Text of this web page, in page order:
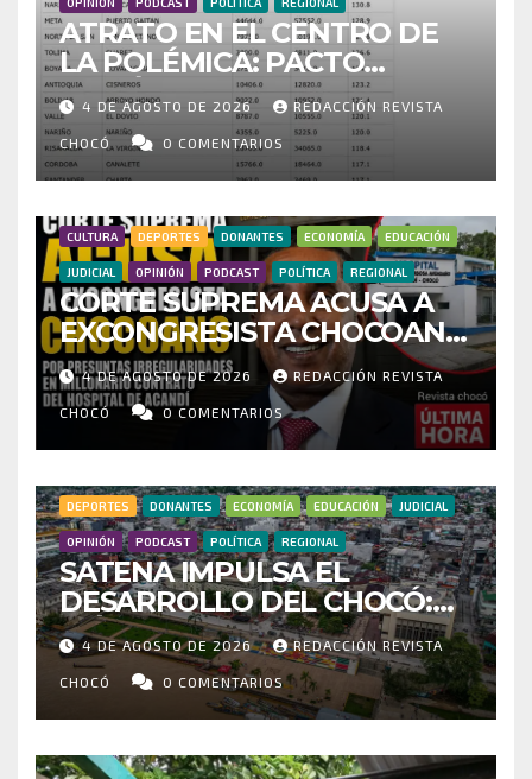
OPINIÓN PODCAST POLÍTICA REGIONAL
ATRATO EN EL CENTRO DE
LA POLÉMICA: PACTO
HISTÓRICO CUESTIONA
CENSO ELECTORAL Y PIDE
INVESTIGAR PRESUNTO
FRAUDE
4 DE AGOSTO DE 2026 REDACCIÓN REVISTA
CHOCÓ 0 COMENTARIOS
CULTURA DEPORTES DONANTES ECONOMÍA EDUCACIÓN
JUDICIAL OPINIÓN PODCAST POLÍTICA REGIONAL
CORTE SUPREMA ACUSA A
EXCONGRESISTA CHOCOANO
POR PRESUNTAS
IRREGULARIDADES EN
MILLONARIO CONTRATO DEL
HOSPITAL DE ACANDÍ
4 DE AGOSTO DE 2026 REDACCIÓN REVISTA
CHOCÓ 0 COMENTARIOS
DEPORTES DONANTES ECONOMÍA EDUCACIÓN JUDICIAL
OPINIÓN PODCAST POLÍTICA REGIONAL
SATENA IMPULSA EL
DESARROLLO DEL CHOCÓ:
MÁS DE 35 MIL PASAJEROS
MOVILIZADOS Y NUEVAS
RUTAS FORTALECEN LA
CONECTIVIDAD
4 DE AGOSTO DE 2026 REDACCIÓN REVISTA
CHOCÓ 0 COMENTARIOS